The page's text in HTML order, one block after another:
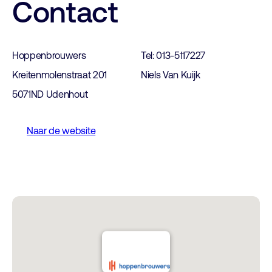
Contact
Hoppenbrouwers
Kreitenmolenstraat 201
5071ND Udenhout
Tel: 013-5117227
Niels Van Kuijk
Naar de website